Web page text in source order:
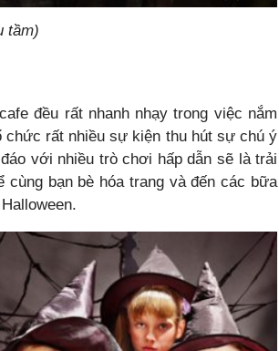
tầm)
đều rất nhanh nhạy trong việc nắm
rất nhiều sự kiện thu hút sự chú ý
với nhiều trò chơi hấp dẫn sẽ là trải
bạn bè hóa trang và đến các bữa